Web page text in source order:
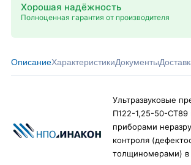
Хорошая надёжность
Полноценная гарантия от производителя
ОписаниеХарактеристикиДокументы
Ультразвуковые
П122-1,25-50-СТ89
приборами
контроля
толщиномерами) в